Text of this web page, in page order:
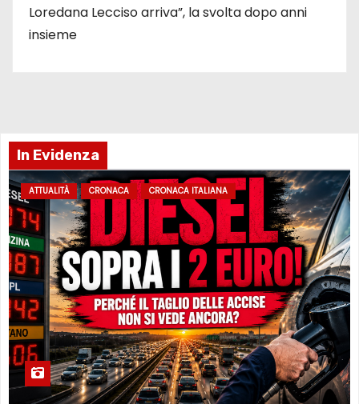
Loredana Lecciso arriva”, la svolta dopo anni
insieme
In Evidenza
ATTUALITÀ CRONACA CRONACA ITALIANA